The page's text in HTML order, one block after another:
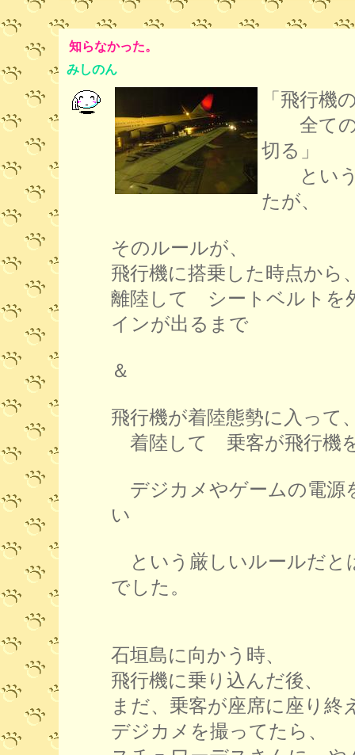
知らなかった。
みしのん
「飛行機
全ての
切る」
という
たが、
そのルールが、
飛行機に搭乗した時点から
離陸して シートベルト
インが出るまで
＆
飛行機が着陸態勢に入って
着陸して 乗客が飛行機
デジカメやゲームの電源
い
という厳しいルールだ
でした。
石垣島に向かう時、
飛行機に乗り込んだ後、
まだ、乗客が座席に座り終
デジカメを撮ってたら、